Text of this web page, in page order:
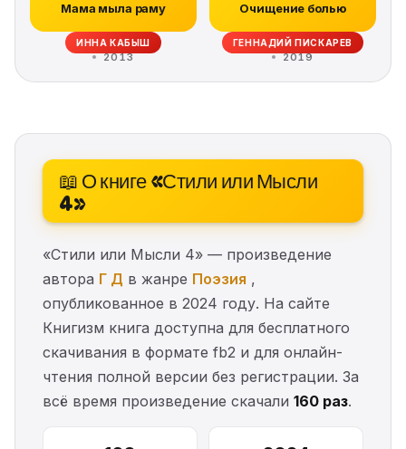
Мама мыла раму
ИННА КАБЫШ
2013
Очищение болью
ГЕННАДИЙ ПИСКАРЕВ
2019
📖 О книге «Стили или Мысли
4»
«Стили или Мысли 4» — произведение
автора Г Д в жанре Поэзия ,
опубликованное в 2024 году. На сайте
Книгизм книга доступна для бесплатного
скачивания в формате fb2 и для онлайн-
чтения полной версии без регистрации. За
всё время произведение скачали 160 раз.